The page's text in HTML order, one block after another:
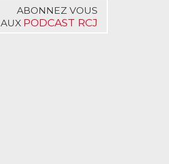
ABONNEZ VOUS
AUX PODCAST RCJ